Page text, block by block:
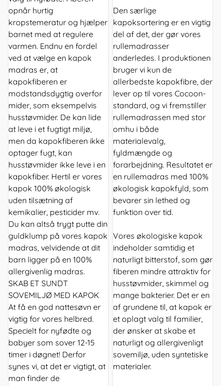
opnår hurtig
kropstemeratur og hjælper
barnet med at regulere
varmen. Endnu en fordel
ved at vælge en kapok
madras er, at
kapokfiberen er
modstandsdygtig overfor
mider, som eksempelvis
husstøvmider. De kan lide
at leve i et fugtigt miljø,
men da kapokfiberen ikke
optager fugt, kan
husstøvmider ikke leve i en
kapokfiber. Hertil er vores
kapok 100% økologisk
uden tilsætning af
kemikalier, pesticider mv.
Du kan altså trygt putte din
guldklump på vores kapok
madras, velvidende at dit
barn ligger på en 100%
allergivenlig madras.
SKAB ET SUNDT
SOVEMILJØ MED KAPOK
At få en god nattesøvn er
vigtig for vores helbred.
Specielt for nyfødte og
babyer som sover 12-15
timer i døgnet! Derfor
synes vi, at det er vigtigt, at
man finder de
Den særlige
kapoksortering er en vigtig
del af det, der gør vores
rullemadrasser
anderledes. I produktionen
bruger vi kun de
allerbedste kapokfibre, der
lever op til vores Cocoon-
standard, og vi fremstiller
rullemadrassen med stor
omhu i både
materialevalg,
fyldmængde og
forarbejdning. Resultatet er
en rullemadras med 100%
økologisk kapokfyld, som
bevarer sin lethed og
funktion over tid.
Vores økologiske kapok
indeholder samtidig et
naturligt bitterstof, som gør
fiberen mindre attraktiv for
husstøvmider, skimmel og
mange bakterier. Det er en
af grundene til, at kapok er
et oplagt valg til familier,
der ønsker at skabe et
naturligt og allergivenligt
sovemiljø, uden syntetiske
materialer.